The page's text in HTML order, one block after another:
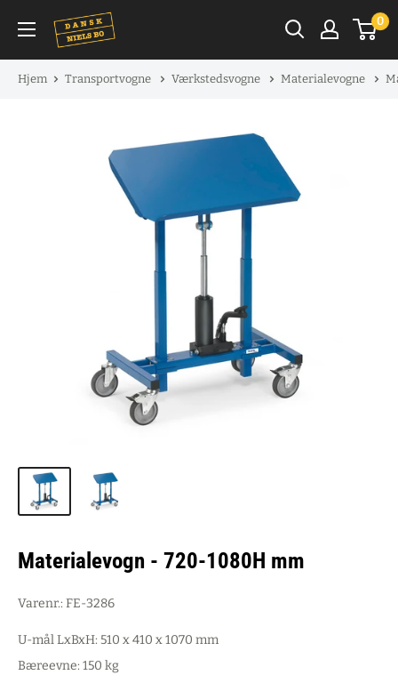
indhold
0
Hjem Transportvogne Værkstedsvogne Materialevogne
Materialevogn - 720-1080H mm
Varenr.: FE-3286
U-mål LxBxH: 510 x 410 x 1070 mm
Bæreevne: 150 kg